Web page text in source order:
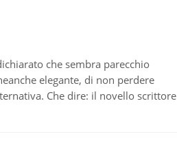
che sembra parecchio
elegante, di non perdere
Che dire: il novello scrittore